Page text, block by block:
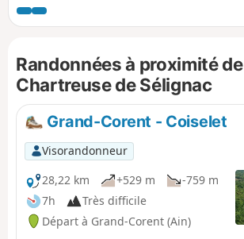
Randonnées à proximité de
Chartreuse de Sélignac
Grand-Corent - Coiselet
Visorandonneur
28,22 km
+529 m
-759 m
7h
Très difficile
Départ à Grand-Corent (Ain)